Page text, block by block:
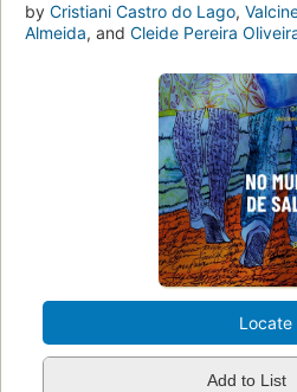
by Cristiani Castro do Lago,
Almeida, and Cleide Pereira
Locate
Add to List